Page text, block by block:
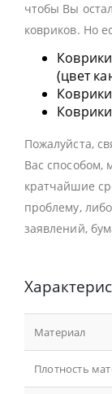
чтобы Вы
ковриков. Но
(цвет
Пожалуйста,
Вас способом,
кратчайшие
проблему,
заявлений,
Материал
Плотность